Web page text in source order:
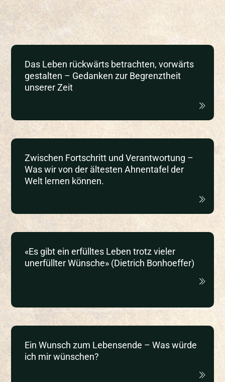
Das Leben rückwärts betrachten, vorwärts
gestalten – Gedanken zur Begrenztheit
unserer Zeit
Zwischen Fortschritt und Verantwortung –
Was wir von der ältesten Ahnentafel der
Welt lernen können.
«Es gibt ein erfülltes Leben trotz vieler
unerfüllter Wünsche» (Dietrich Bonhoeffer)
Ein Wunsch zum Lebensende – Was würde
ich mir wünschen?